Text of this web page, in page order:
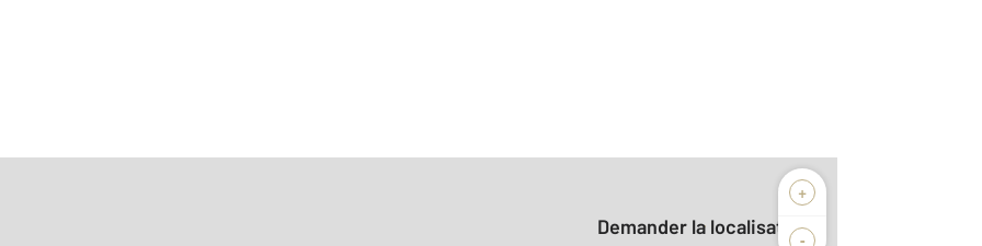
+
-
Demander la localisation